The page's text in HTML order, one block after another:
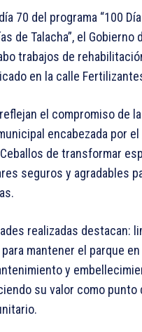
70 del programa “100
de Talacha”, el Gobierno
trabajos de
en la calle
el compromiso de la
encabezada por el
de transformar
seguros y agradables
realizadas destacan:
mantener el parque
y
su valor como punto